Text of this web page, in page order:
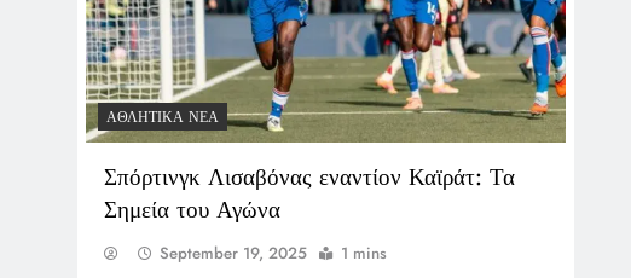
ΑΘΛΗΤΙΚΆ ΝΈΑ
Σπόρτινγκ Λισαβόνας εναντίον Καϊράτ: Τα
Σημεία του Αγώνα
September 19, 2025 1 mins